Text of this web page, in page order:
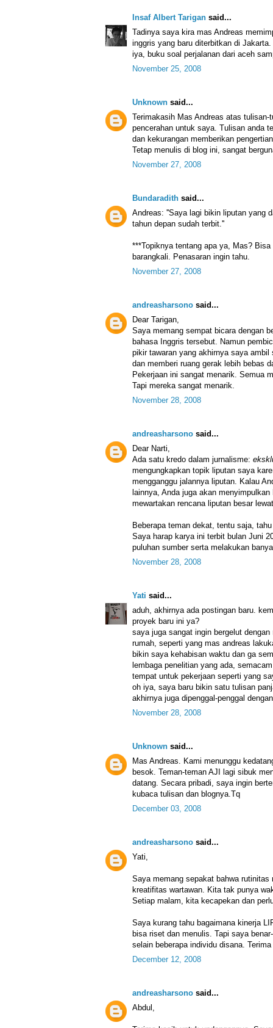
Insaf Albert Tarigan said...
Tadinya saya kira mas Andreas
inggris yang baru diterbitkan di
iya, buku soal perjalanan dari aceh
November 25, 2008
Unknown said...
Terimakasih Mas Andreas atas
pencerahan untuk saya. Tulisan anda
dan kekurangan memberikan
Tetap menulis di blog ini, sangat
November 27, 2008
Bundaradith said...
Andreas: ''Saya lagi bikin liputan yang
tahun depan sudah terbit.''
***Topiknya tentang apa ya, Mas?
barangkali. Penasaran ingin tahu.
November 27, 2008
andreasharsono said...
Dear Tarigan,
Saya memang sempat bicara dengan
bahasa Inggris tersebut. Namun
pikir tawaran yang akhirnya saya ambil
dan memberi ruang gerak lebih bebas
Pekerjaan ini sangat menarik. Semua
Tapi mereka sangat menarik.
November 28, 2008
andreasharsono said...
Dear Narti,
Ada satu kredo dalam jurnalisme:
mengungkapkan topik liputan saya
mengganggu jalannya liputan. Kalau
lainnya, Anda juga akan
mewartakan rencana liputan besar
Beberapa teman dekat, tentu saja,
Saya harap karya ini terbit bulan Juni
puluhan sumber serta melakukan
November 28, 2008
Yati said...
aduh, akhirnya ada postingan baru.
proyek baru ini ya?
saya juga sangat ingin bergelut
rumah, seperti yang mas andreas
bikin saya kehabisan waktu dan ga
lembaga penelitian yang ada,
tempat untuk pekerjaan seperti yang
oh iya, saya baru bikin satu tulisan
akhirnya juga dipenggal-penggal
November 28, 2008
Unknown said...
Mas Andreas. Kami menunggu
besok. Teman-teman AJI lagi sibuk
datang. Secara pribadi, saya ingin
kubaca tulisan dan blognya.Tq
December 03, 2008
andreasharsono said...
Yati,
Saya memang sepakat bahwa
kreatifitas wartawan. Kita tak punya
Setiap malam, kita kecapekan dan
Saya kurang tahu bagaimana kinerja
bisa riset dan menulis. Tapi saya
selain beberapa individu disana.
December 12, 2008
andreasharsono said...
Abdul,